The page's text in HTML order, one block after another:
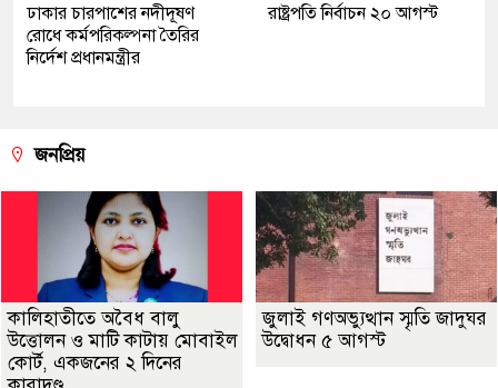
ঢাকার চারপাশের নদীদূষণ
রোধে কর্মপরিকল্পনা তৈরির
নির্দেশ প্রধানমন্ত্রীর
রাষ্ট্রপতি নির্বাচন ২০ আগস্ট
জনপ্রিয়
কালিহাতীতে অবৈধ বালু
উত্তোলন ও মাটি কাটায় মোবাইল
কোর্ট, একজনের ২ দিনের
জুলাই গণঅভ্যুত্থান স্মৃতি জাদুঘর
উদ্বোধন ৫ আগস্ট